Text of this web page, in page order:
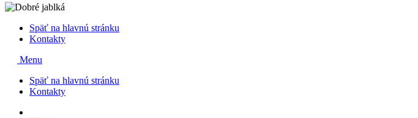
Späť na hlavnú stránku
Kontakty
Menu
Späť na hlavnú stránku
Kontakty